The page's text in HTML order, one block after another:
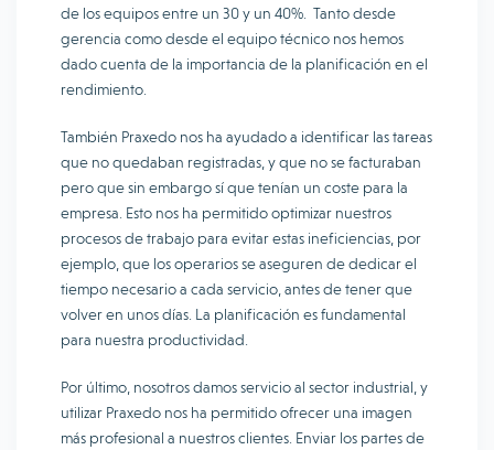
de los equipos entre un 30 y un 40%. Tanto desde
gerencia como desde el equipo técnico nos hemos
dado cuenta de la importancia de la planificación en el
rendimiento.
También Praxedo nos ha ayudado a identificar las tareas
que no quedaban registradas, y que no se facturaban
pero que sin embargo sí que tenían un coste para la
empresa. Esto nos ha permitido optimizar nuestros
procesos de trabajo para evitar estas ineficiencias, por
ejemplo, que los operarios se aseguren de dedicar el
tiempo necesario a cada servicio, antes de tener que
volver en unos días. La planificación es fundamental
para nuestra productividad.
Por último, nosotros damos servicio al sector industrial, y
utilizar Praxedo nos ha permitido ofrecer una imagen
más profesional a nuestros clientes. Enviar los partes de